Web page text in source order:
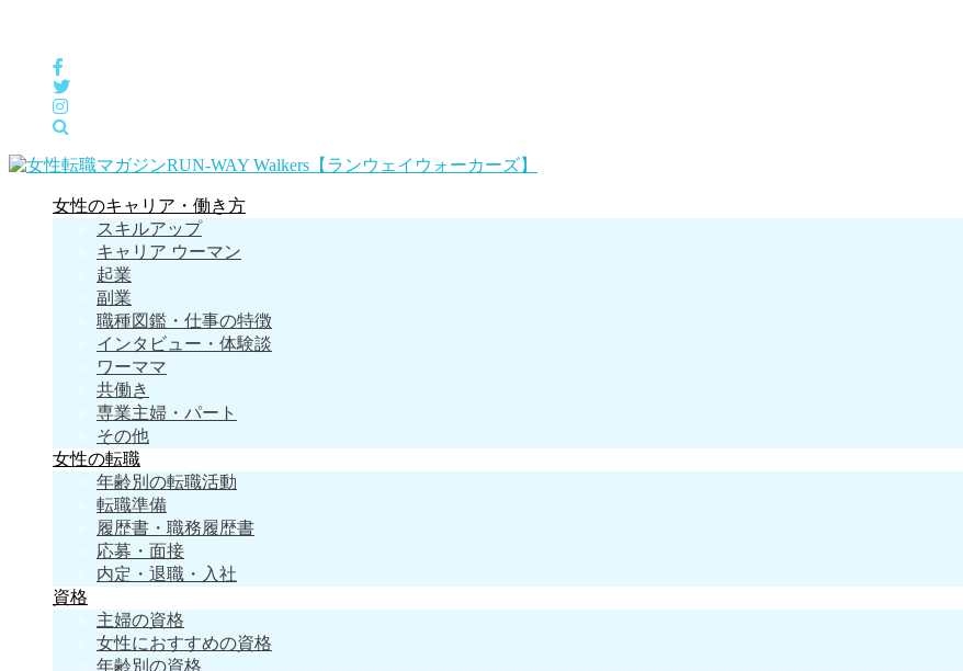
女性のキャリア・働き方
スキルアップ
キャリア ウーマン
起業
副業
職種図鑑・仕事の特徴
インタビュー・体験談
ワーママ
共働き
専業主婦・パート
その他
女性の転職
年齢別の転職活動
転職準備
履歴書・職務履歴書
応募・面接
内定・退職・入社
資格
主婦の資格
女性におすすめの資格
年齢別の資格